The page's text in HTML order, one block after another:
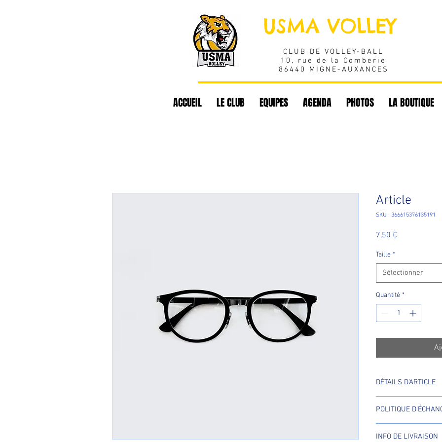
USMA VOLLEY
CLUB DE VOLLEY-BALL
10, rue de la Comberie
86440 MIGNE-AUXANCES
ACCUEIL LE CLUB EQUIPES AGENDA PHOTOS LA BOUTIQUE
Article
SKU : 366615376135191
7,50 €
Taille *
Sélectionner
Quantité *
DÉTAILS D'ARTICLE
: taille, matière et
idéal pour expliquer
clients.
POLITIQUE
visiteurs des
INFO DE LIVRAISON